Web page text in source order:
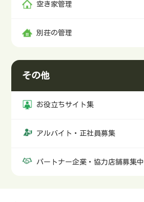
空き家管理
別荘の管理
その他
お役立ちサイト集
アルバイト・正社員募集
パートナー企業・協力店舗募集中